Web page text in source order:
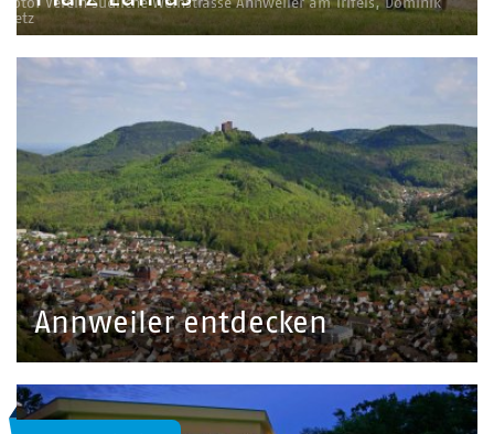
Foto: Verein Südliche Weinstrasse Annweiler am Trifels, Dominik
Ketz
Annweiler entdecken